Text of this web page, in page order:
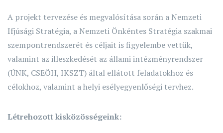
A projekt tervezése és megvalósítása során a Nemzeti
Ifjúsági Stratégia, a Nemzeti Önkéntes Stratégia szakmai
szempontrendszerét és céljait is figyelembe vettük,
valamint az illeszkedését az állami intézményrendszer
(ÚNK, CSEÖH, IKSZT) által ellátott feladatokhoz és
célokhoz, valamint a helyi esélyegyenlőségi tervhez.
Létrehozott kisközösségeink: